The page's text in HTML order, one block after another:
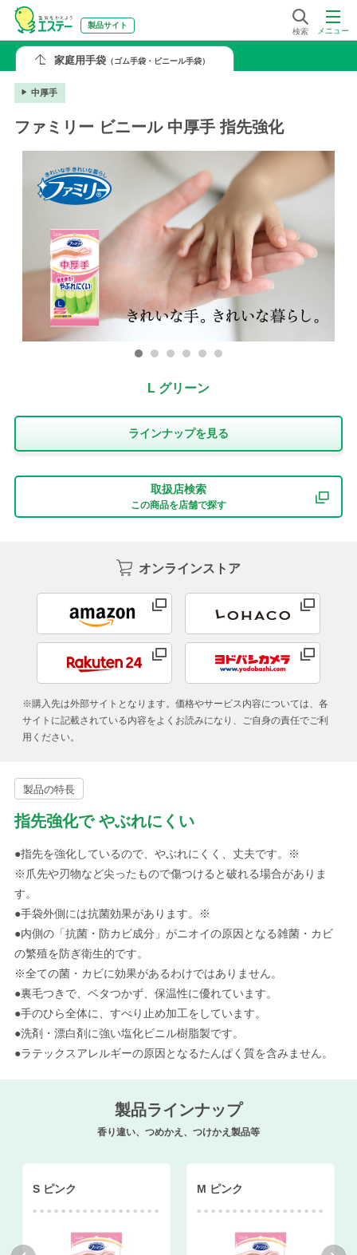
メニュー
検索
製品サイト
家庭用手袋（ゴム手袋・ビニール手袋）
中厚手
ファミリー ビニール 中厚手 指先強化
L グリーン
ラインナップを⾒る
取扱店検索
この商品を店舗で探す
オンラインストア
※購入先は外部サイトとなります。価格やサービス内容については、各
サイトに記載されている内容をよくお読みになり、ご自身の責任でご利
用ください。
製品の特長
指先強化で やぶれにくい
●指先を強化しているので、やぶれにくく、丈夫です。※
※爪先や刃物など尖ったもので傷つけると破れる場合がありま
す。
●手袋外側には抗菌効果があります。※
●内側の「抗菌・防カビ成分」がニオイの原因となる雑菌・カビ
の繁殖を防ぎ衛生的です。
※全ての菌・カビに効果があるわけではありません。
●裏毛つきで、ベタつかず、保温性に優れています。
●手のひら全体に、すべり止め加工をしています。
●洗剤・漂白剤に強い塩化ビニル樹脂製です。
●ラテックスアレルギーの原因となるたんぱく質を含みません。
製品ラインナップ
香り違い、つめかえ、つけかえ製品等
S ピンク M ピンク